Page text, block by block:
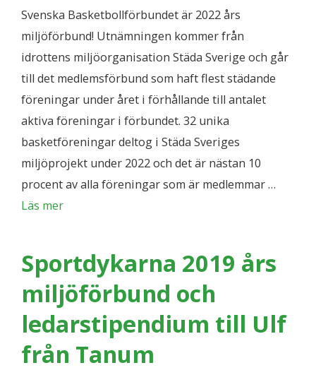
Svenska Basketbollförbundet är 2022 års
miljöförbund! Utnämningen kommer från
idrottens miljöorganisation Städa Sverige och går
till det medlemsförbund som haft flest städande
föreningar under året i förhållande till antalet
aktiva föreningar i förbundet. 32 unika
basketföreningar deltog i Städa Sveriges
miljöprojekt under 2022 och det är nästan 10
procent av alla föreningar som är medlemmar …
Läs mer
Sportdykarna 2019 års
miljöförbund och
ledarstipendium till Ulf
från Tanum